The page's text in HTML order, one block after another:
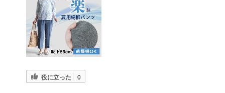
役に立った 0